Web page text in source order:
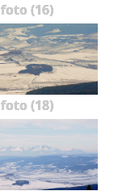
foto (16)
foto (18)